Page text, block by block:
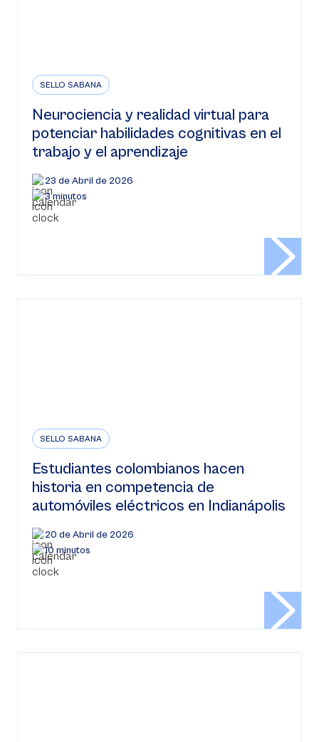
SELLO SABANA
Neurociencia y realidad virtual para
potenciar habilidades cognitivas en el
trabajo y el aprendizaje
23 de Abril de 2026
3 minutos
SELLO SABANA
Estudiantes colombianos hacen
historia en competencia de
automóviles eléctricos en Indianápolis
20 de Abril de 2026
10 minutos